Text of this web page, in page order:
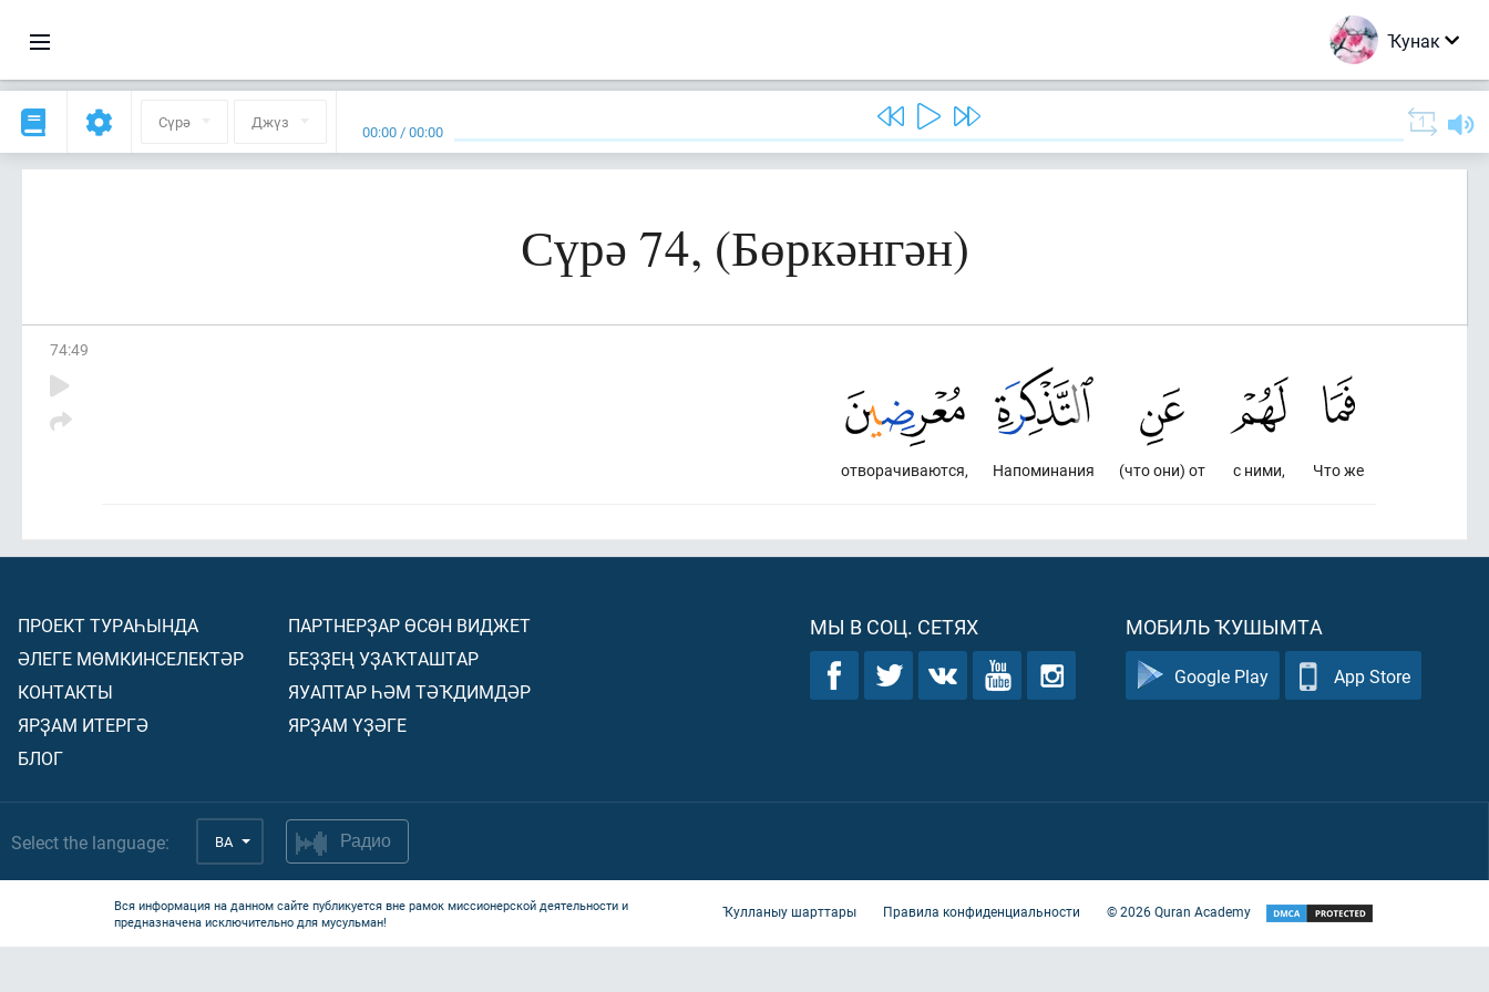
Ҡунак
Сүрә Джүз 00:00 /00:00
Сүрә 74, (Бөркәнгән)
74:49
Что же
с ними,
(что они) от
Напоминания
отворачиваются,
ПРОЕКТ ТУРАҺЫНДА
ӘЛЕГЕ МӨМКИНСЕЛЕКТӘР
КОНТАКТЫ
ЯРҘАМ ИТЕРГӘ
БЛОГ
ПАРТНЕРҘАР ӨСӨН ВИДЖЕТ
БЕҘҘЕҢ УҘАҠТАШТАР
ЯУАПТАР ҺӘМ ТӘҠДИМДӘР
ЯРҘАМ ҮҘӘГЕ
МЫ В СОЦ. СЕТЯХ МОБИЛЬ ҠУШЫМТА
Google Play App Store
Select the language: BA Радио
Вся информация на данном сайте публикуется вне рамок миссионерской деятельности и
предназначена исключительно для мусульман!
Ҡулланыу шарттары Правила конфиденциальности ©2026Quran Academy